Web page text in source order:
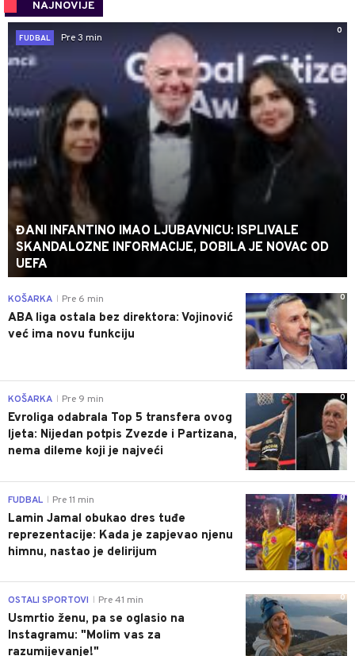
NAJNOVIJE
0
FUDBAL
Pre 3 min
ĐANI INFANTINO IMAO LJUBAVNICU: ISPLIVALE
SKANDALOZNE INFORMACIJE, DOBILA JE NOVAC OD
UEFA
0
KOŠARKA Pre 6 min
ABA liga ostala bez direktora: Vojinović
već ima novu funkciju
0
KOŠARKA Pre 9 min
Evroliga odabrala Top 5 transfera ovog
ljeta: Nijedan potpis Zvezde i Partizana,
nema dileme koji je najveći
0
FUDBAL Pre 11 min
Lamin Jamal obukao dres tuđe
reprezentacije: Kada je zapjevao njenu
himnu, nastao je delirijum
0
OSTALI SPORTOVI Pre 41 min
Usmrtio ženu, pa se oglasio na
Instagramu: "Molim vas za
razumijevanje!"